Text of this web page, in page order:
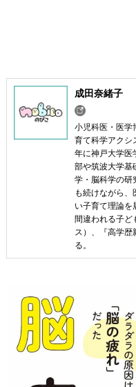
成田奈緒子
小児科医・医学
育て科学アクシ
年に神戸大学医
部や筑波大学基
学・脳科学の研
も続けながら、
い子育て理論を
間違われる子ど
ス）、『高学
る。